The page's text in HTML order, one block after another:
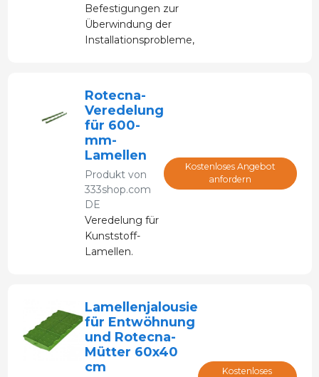
Befestigungen zur
Überwindung der
Installationsprobleme,
auftreten.
Rotecna-
Veredelung
für 600-
mm-
Lamellen
Produkt von
333shop.com
DE
Veredelung für
Kunststoff-
Lamellen.
Kostenloses Angebot
anfordern
Lamellenjalousie
für Entwöhnung
und Rotecna-
Mütter 60x40
cm
Kostenloses